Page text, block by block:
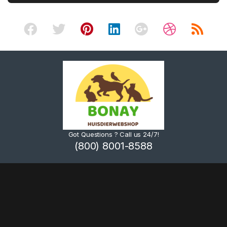
Got Questions ? Call us 24/7!
(800) 8001-8588